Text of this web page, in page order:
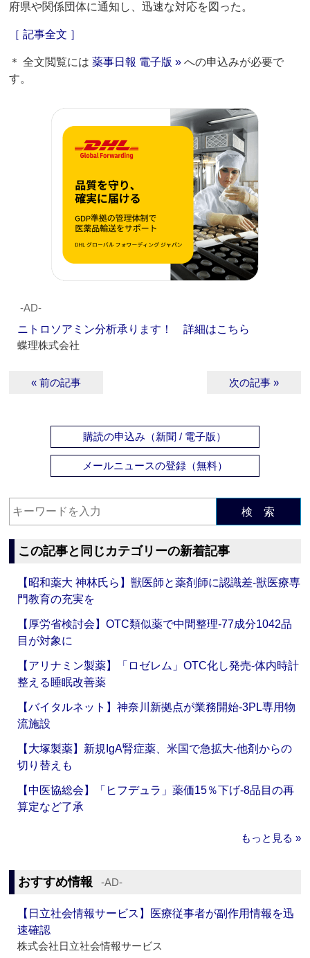
府県や関係団体に通知し、迅速な対応を図った。
［ 記事全文 ］
＊ 全文閲覧には薬事日報 電子版 » への申込みが必要で
す。
‐AD‐
ニトロソアミン分析承ります！ 詳細はこちら
蝶理株式会社
« 前の記事 次の記事 »
購読の申込み（新聞 / 電子版）
メールニュースの登録（無料）
検 索
この記事と同じカテゴリーの新着記事
【昭和薬大 神林氏ら】獣医師と薬剤師に認識差‐獣医療専
門教育の充実を
【厚労省検討会】OTC類似薬で中間整理‐77成分1042品
目が対象に
【アリナミン製薬】「ロゼレム」OTC化し発売‐体内時計
整える睡眠改善薬
【バイタルネット】神奈川新拠点が業務開始‐3PL専用物
流施設
【大塚製薬】新規IgA腎症薬、米国で急拡大‐他剤からの
切り替えも
【中医協総会】「ヒフデュラ」薬価15％下げ‐8品目の再
算定など了承
もっと見る »
おすすめ情報 ‐AD‐
【日立社会情報サービス】医療従事者が副作用情報を迅
速確認
株式会社日立社会情報サービス